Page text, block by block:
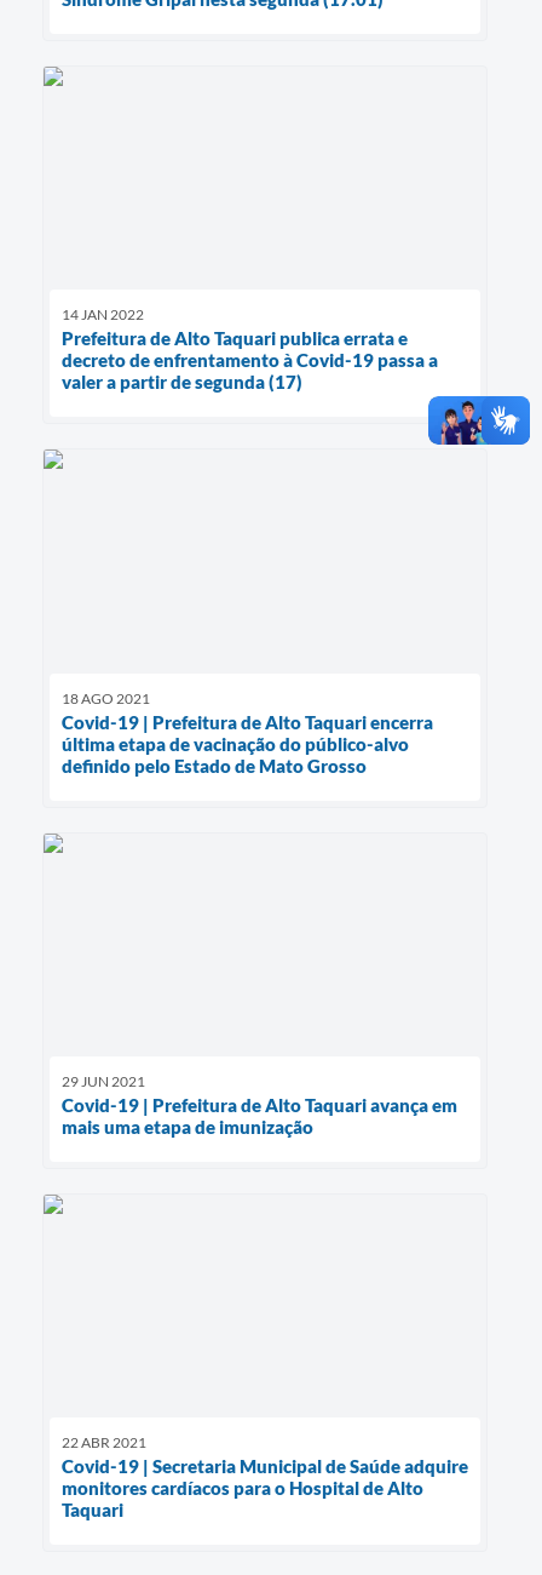
14 JAN 2022
Prefeitura de Alto Taquari publica errata e
decreto de enfrentamento à Covid-19 passa a
valer a partir de segunda (17)
18 AGO 2021
Covid-19 | Prefeitura de Alto Taquari encerra
última etapa de vacinação do público-alvo
definido pelo Estado de Mato Grosso
29 JUN 2021
Covid-19 | Prefeitura de Alto Taquari avança em
mais uma etapa de imunização
22 ABR 2021
Covid-19 | Secretaria Municipal de Saúde adquire
monitores cardíacos para o Hospital de Alto
Taquari